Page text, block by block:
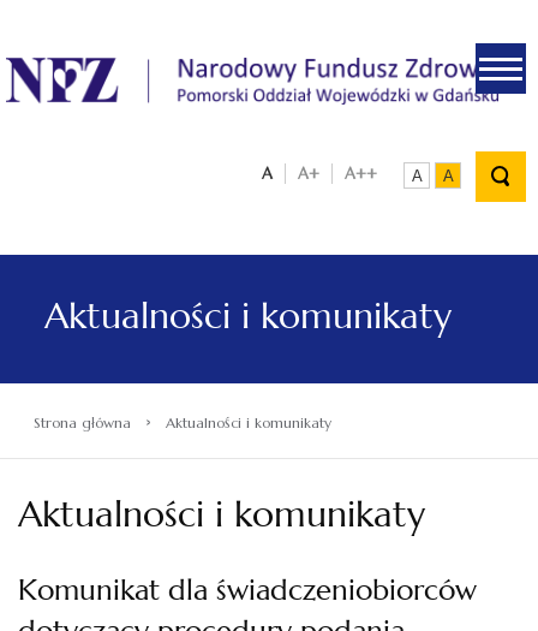
.
A A+ A++ A A
Aktualności i komunikaty
Strona główna › Aktualności i komunikaty
Aktualności i komunikaty
Komunikat dla świadczeniobiorców